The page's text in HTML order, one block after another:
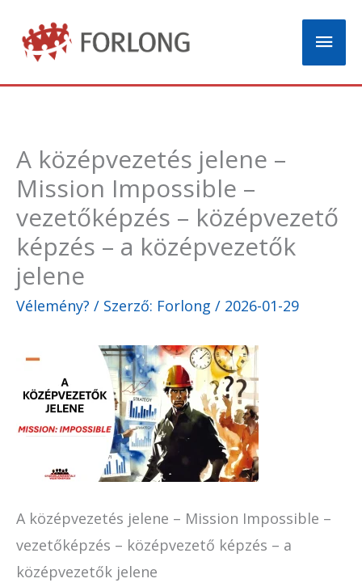
content
Main
A középvezetés jelene –
Mission Impossible –
vezetőképzés – középvezető
képzés – a középvezetők
jelene
Vélemény? / Szerző: Forlong / 2026-01-29
A középvezetés jelene – Mission Impossible –
vezetőképzés – középvezető képzés – a
középvezetők jelene